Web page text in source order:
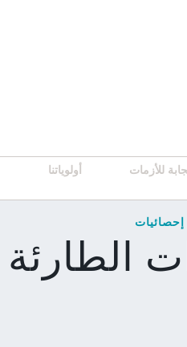
للأزمات أولوياتنا
الطارئة